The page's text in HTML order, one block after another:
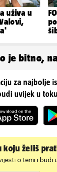
uživa u
je bitno,
za najbolje
uvijek u
koju želiš
o temi i budi